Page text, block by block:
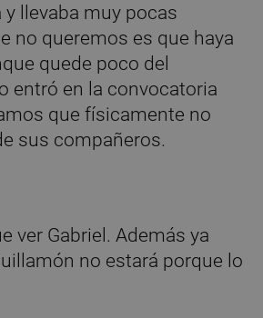
llevaba muy pocas
no queremos es que haya
quede poco del
entró en la convocatoria
que físicamente no
sus compañeros.
ver Gabriel. Además ya
no estará porque lo